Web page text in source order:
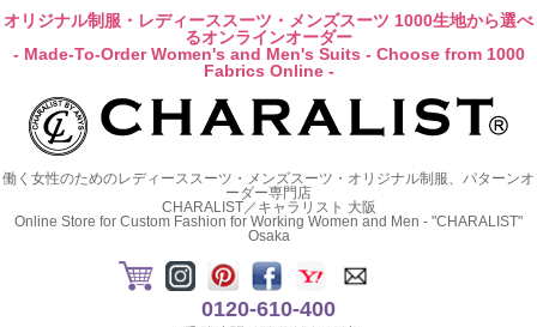
オリジナル制服・レディーススーツ・メンズスーツ 1000生地から選べ
るオンラインオーダー
- Made-To-Order Women's and Men's Suits - Choose from 1000
Fabrics Online -
働く女性のためのレディーススーツ・メンズスーツ・オリジナル制服、パターンオ
ーダー専門店
CHARALIST／キャラリスト 大阪
Online Store for Custom Fashion for Working Women and Men - "CHARALIST"
Osaka
0120-610-400